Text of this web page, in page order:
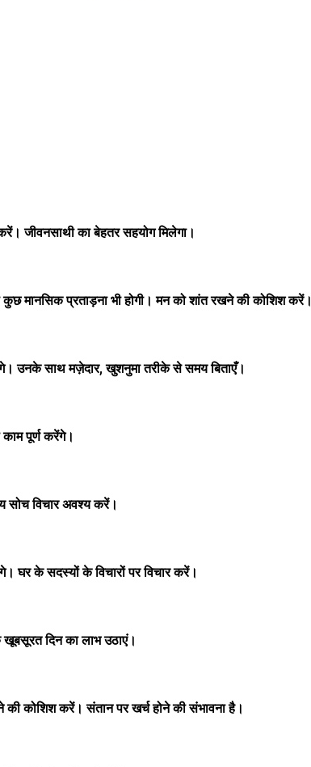
जीवनसाथी का बेहतर सहयोग मिलेगा।
प्रताड़ना भी होगी। मन को शांत रखने की कोशिश करें।
उनके साथ मज़ेदार, खुशनुमा तरीके से समय बिताएँ।
पूर्ण करेंगे।
सोच विचार अवश्य करें।
घर के सदस्यों के विचारों पर विचार करें।
दिन का लाभ उठाएं।
कोशिश करें। संतान पर खर्च होने की संभावना है।